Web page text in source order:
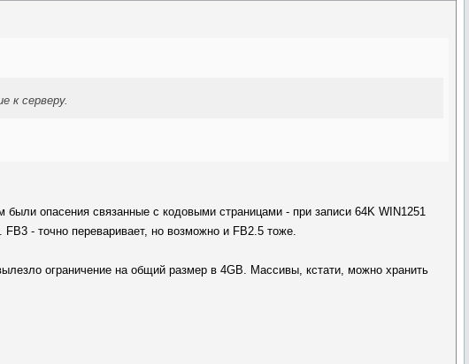
к серверу.
опасения связанные с кодовыми страницами - при записи 64K WIN1251
- точно переваривает, но возможно и FB2.5 тоже.
ограничение на общий размер в 4GB. Массивы, кстати, можно хранить